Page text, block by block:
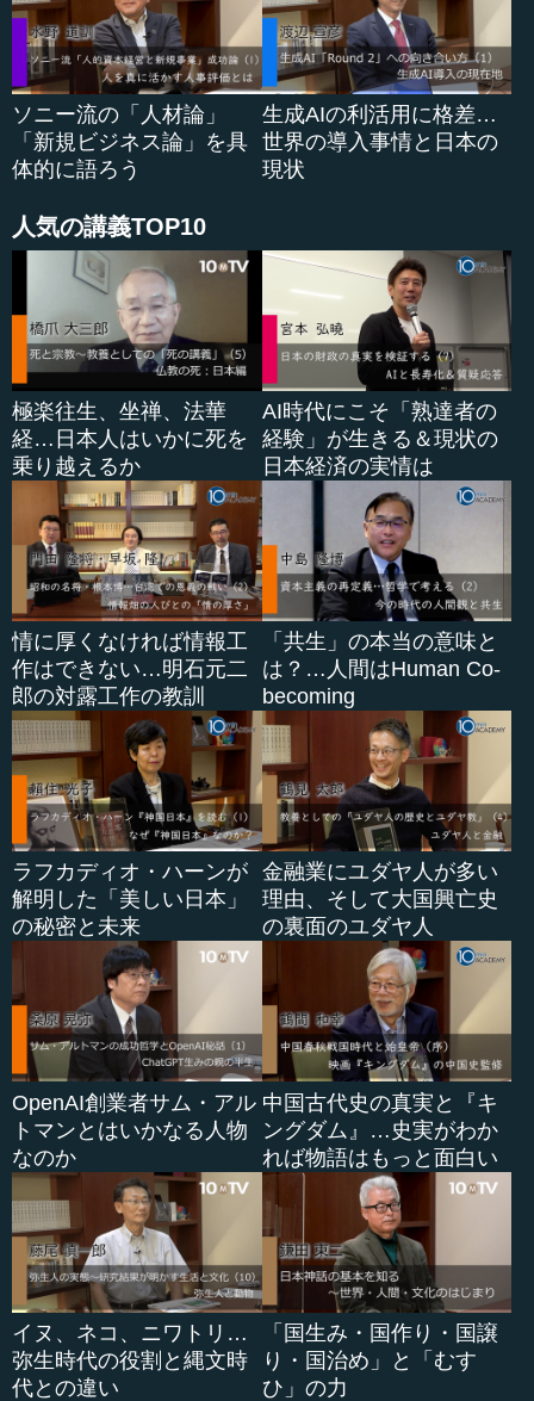
それに自分に限界を設けて、自分はもう能力的に不足し
ているとか、体力的に無理だとか、いろいろな理由を自分
につけて、自分に言い訳をしているというところがありは
しないかと私は思います。限界を設けてはいけないので
す。山内先生もきっとすでに限界を突破されているかなと
思うのです。私はまだ足元にも及びませんが。そういう自
分の目標、自分が自分に約束したことを、実現するかどう
ソニー流の「人材論」
「新規ビジネス論」を具
体的に語ろう
生成AIの利活用に格差…
世界の導入事情と日本の
現状
人気の講義TOP10
極楽往生、坐禅、法華
経…日本人はいかに死を
乗り越えるか
AI時代にこそ「熟達者の
経験」が生きる＆現状の
日本経済の実情は
情に厚くなければ情報工
作はできない…明石元二
郎の対露工作の教訓
「共生」の本当の意味と
は？…人間はHuman Co-
becoming
ラフカディオ・ハーンが
解明した「美しい日本」
の秘密と未来
金融業にユダヤ人が多い
理由、そして大国興亡史
の裏面のユダヤ人
OpenAI創業者サム・アル
トマンとはいかなる人物
なのか
中国古代史の真実と『キ
ングダム』…史実がわか
れば物語はもっと面白い
イヌ、ネコ、ニワトリ…
弥生時代の役割と縄文時
代との違い
「国生み・国作り・国譲
り・国治め」と「むす
ひ」の力